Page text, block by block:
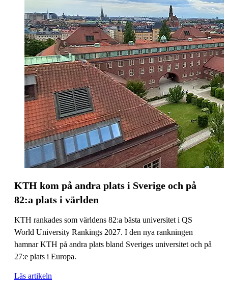
KTH kom på andra plats i Sverige och på
82:a plats i världen
KTH rankades som världens 82:a bästa universitet i QS
World University Rankings 2027. I den nya rankningen
hamnar KTH på andra plats bland Sveriges universitet och på
27:e plats i Europa.
Läs artikeln